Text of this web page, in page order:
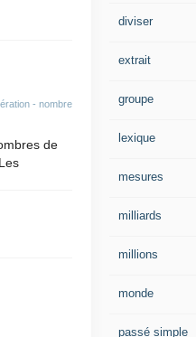
- nombre
de
diviser
extrait
groupe
lexique
mesures
milliards
millions
monde
passé simple